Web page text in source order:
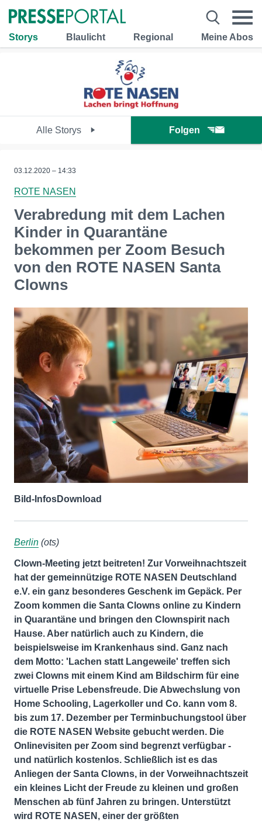
Storys Blaulicht Regional Meine Abos
Alle Storys Folgen
03.12.2020 – 14:33
ROTE NASEN
Verabredung mit dem Lachen
Kinder in Quarantäne
bekommen per Zoom Besuch
von den ROTE NASEN Santa
Clowns
Bild-InfosDownload
Berlin (ots)
Clown-Meeting jetzt beitreten! Zur Vorweihnachtszeit
hat der gemeinnützige ROTE NASEN Deutschland
e.V. ein ganz besonderes Geschenk im Gepäck. Per
Zoom kommen die Santa Clowns online zu Kindern
in Quarantäne und bringen den Clownspirit nach
Hause. Aber natürlich auch zu Kindern, die
beispielsweise im Krankenhaus sind. Ganz nach
dem Motto: 'Lachen statt Langeweile' treffen sich
zwei Clowns mit einem Kind am Bildschirm für eine
virtuelle Prise Lebensfreude. Die Abwechslung von
Home Schooling, Lagerkoller und Co. kann vom 8.
bis zum 17. Dezember per Terminbuchungstool über
die ROTE NASEN Website gebucht werden. Die
Onlinevisiten per Zoom sind begrenzt verfügbar -
und natürlich kostenlos. Schließlich ist es das
Anliegen der Santa Clowns, in der Vorweihnachtszeit
ein kleines Licht der Freude zu kleinen und großen
Menschen ab fünf Jahren zu bringen. Unterstützt
wird ROTE NASEN, einer der größten